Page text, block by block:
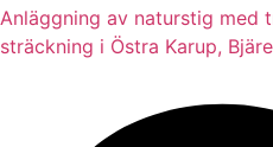
Anläggning av naturstig med
sträckning i Östra Karup,